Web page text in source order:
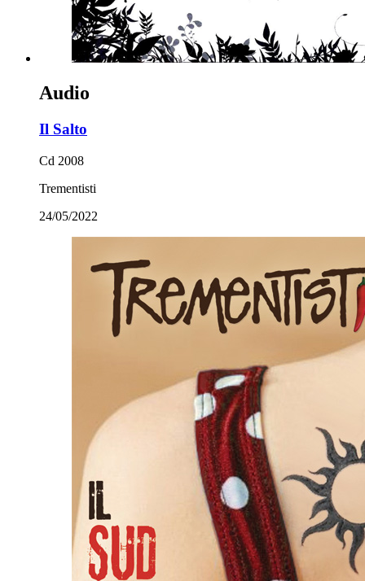
Audio
Il Salto
Cd 2008
Trementisti
24/05/2022